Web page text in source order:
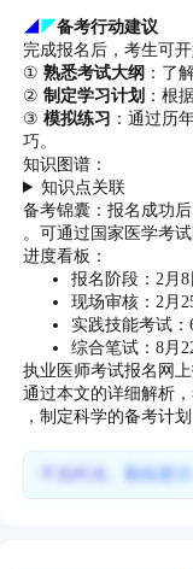
◢ ◤备考行动建议
完成报名后，考生可
①熟悉考试大纲 ：了
②制定学习计划 ：根
③模拟练习 ：通过历
巧。
知识图谱：
知识点关联
备考锦囊：报名成功
。可通过国家医学考
进度看板：
报名阶段：2月8
现场审核：2月
实践技能考试：
综合笔试：8月
执业医师考试报名网
通过本文的详细解析
，制定科学的备考计
不负时光、勤练硬